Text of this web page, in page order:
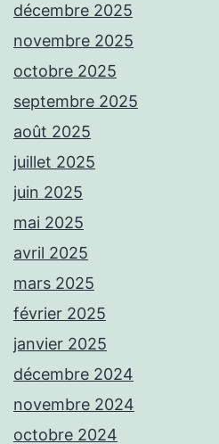
décembre 2025
novembre 2025
octobre 2025
septembre 2025
août 2025
juillet 2025
juin 2025
mai 2025
avril 2025
mars 2025
février 2025
janvier 2025
décembre 2024
novembre 2024
octobre 2024